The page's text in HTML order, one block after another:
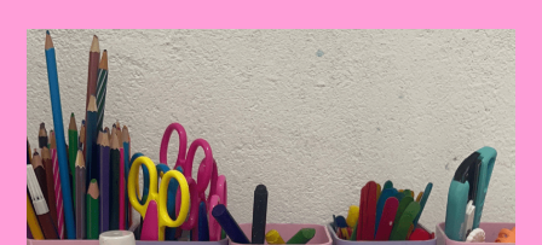
E
TRÂNSITO
PARA
EDUCAÇÃO
INFANTIL